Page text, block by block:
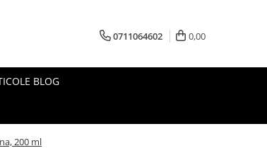
0711064602 0,00
BLOG
200 ml